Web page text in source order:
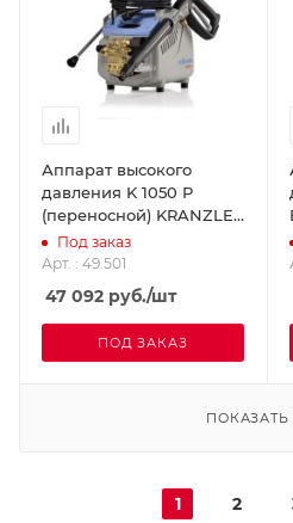
Аппарат высокого
давления K 1050 P
(переносной) KRANZLE
49.501
Под заказ
Арт. : 49.501
47 092 руб./шт
ПОД ЗАКАЗ
1 2